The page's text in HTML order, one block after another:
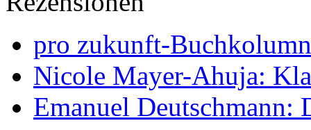
pro zukunft-
Nicole Mayer-Ahuja:
Emanuel Deutschmann: